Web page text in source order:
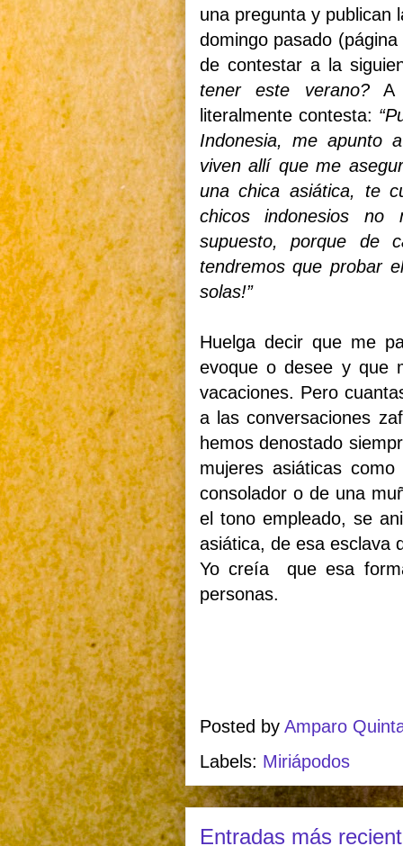
una pregunta y publican
domingo pasado
de contestar a la
tener este verano?A
literalmente contesta:
Indonesia, me apunto
viven allí que me
una chica asiática, te
chicos indonesios no
supuesto, porque de
tendremos que probar
solas!”
Huelga decir que me
evoque o desee y que
vacaciones. Pero
a las conversaciones
hemos denostado
mujeres asiáticas
consolador o de una
el tono empleado, se
asiática, de esa esclava
Yo creía
que esa
personas.
Posted by Amparo
Labels: Miriápodos
Entradas más